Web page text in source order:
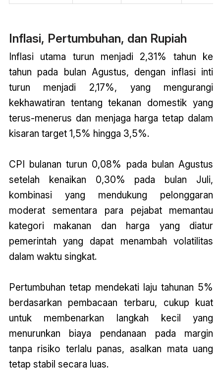
Inflasi, Pertumbuhan, dan Rupiah
Inflasi utama turun menjadi 2,31% tahun ke
tahun pada bulan Agustus, dengan inflasi inti
turun menjadi 2,17%, yang mengurangi
kekhawatiran tentang tekanan domestik yang
terus-menerus dan menjaga harga tetap dalam
kisaran target 1,5% hingga 3,5%.
CPI bulanan turun 0,08% pada bulan Agustus
setelah kenaikan 0,30% pada bulan Juli,
kombinasi yang mendukung pelonggaran
moderat sementara para pejabat memantau
kategori makanan dan harga yang diatur
pemerintah yang dapat menambah volatilitas
dalam waktu singkat.
Pertumbuhan tetap mendekati laju tahunan 5%
berdasarkan pembacaan terbaru, cukup kuat
untuk membenarkan langkah kecil yang
menurunkan biaya pendanaan pada margin
tanpa risiko terlalu panas, asalkan mata uang
tetap stabil secara luas.